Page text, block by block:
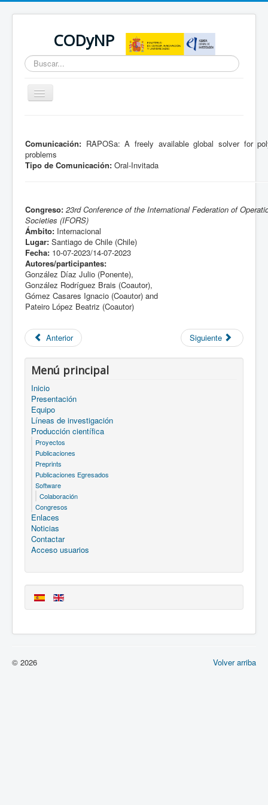
CODyNP
Buscar...
Cambiar
navegación
Comunicación: RAPOSa: A freely available global solver for
problems
Tipo de Comunicación: Oral-Invitada
Congreso: 23rd Conference of the International Federation of
Societies (IFORS)
Ámbito: Internacional
Lugar: Santiago de Chile (Chile)
Fecha: 10-07-2023/14-07-2023
Autores/participantes:
González Díaz Julio (Ponente),
González Rodríguez Brais (Coautor),
Gómez Casares Ignacio (Coautor) and
Pateiro López Beatriz (Coautor)
Anterior Siguiente
Menú principal
Inicio
Presentación
Equipo
Líneas de investigación
Producción científica
Proyectos
Publicaciones
Preprints
Publicaciones Egresados
Software
Colaboración
Congresos
Enlaces
Noticias
Contactar
Acceso usuarios
Volver arriba
© 2026